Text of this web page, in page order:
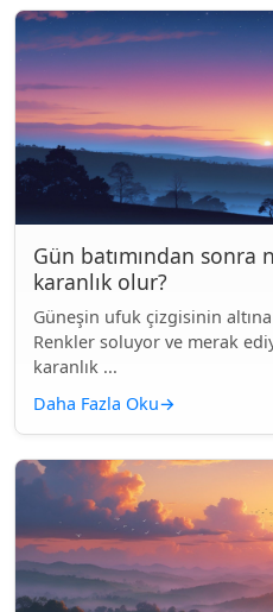
Gün batımından sonra
karanlık olur?
Güneşin ufuk çizgisinin altına
Renkler soluyor ve merak
karanlık ...
Daha Fazla Oku→